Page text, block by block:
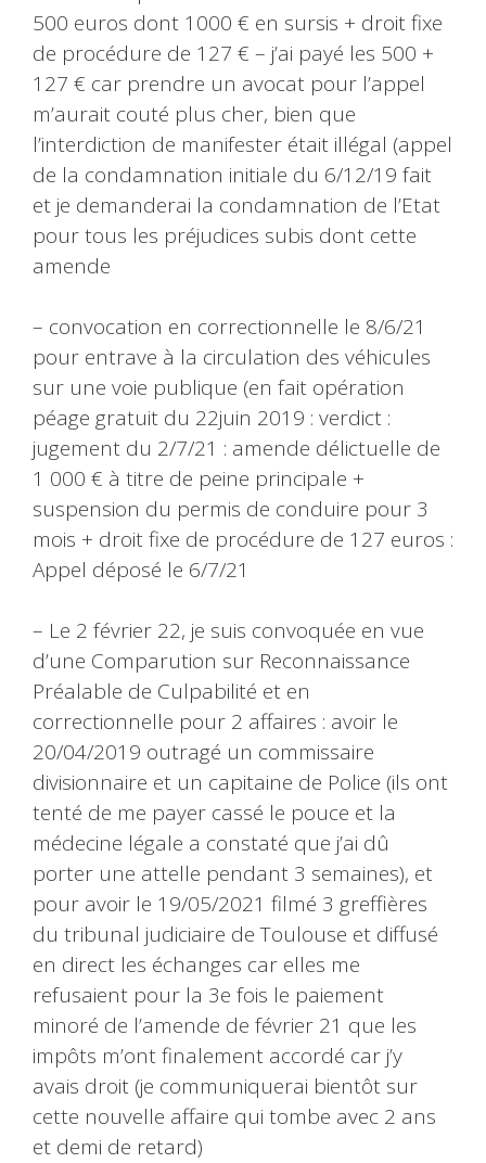
500 euros dont 1000 € en sursis + droit fixe
de procédure de 127 € – j’ai payé les 500 +
127 € car prendre un avocat pour l’appel
m’aurait couté plus cher, bien que
l’interdiction de manifester était illégal (appel
de la condamnation initiale du 6/12/19 fait
et je demanderai la condamnation de l’Etat
pour tous les préjudices subis dont cette
amende
– convocation en correctionnelle le 8/6/21
pour entrave à la circulation des véhicules
sur une voie publique (en fait opération
péage gratuit du 22juin 2019 : verdict :
jugement du 2/7/21 : amende délictuelle de
1 000 € à titre de peine principale +
suspension du permis de conduire pour 3
mois + droit fixe de procédure de 127 euros :
Appel déposé le 6/7/21
– Le 2 février 22, je suis convoquée en vue
d’une Comparution sur Reconnaissance
Préalable de Culpabilité et en
correctionnelle pour 2 affaires : avoir le
20/04/2019 outragé un commissaire
divisionnaire et un capitaine de Police (ils ont
tenté de me payer cassé le pouce et la
médecine légale a constaté que j’ai dû
porter une attelle pendant 3 semaines), et
pour avoir le 19/05/2021 filmé 3 greffières
du tribunal judiciaire de Toulouse et diffusé
en direct les échanges car elles me
refusaient pour la 3e fois le paiement
minoré de l’amende de février 21 que les
impôts m’ont finalement accordé car j’y
avais droit (je communiquerai bientôt sur
cette nouvelle affaire qui tombe avec 2 ans
et demi de retard)